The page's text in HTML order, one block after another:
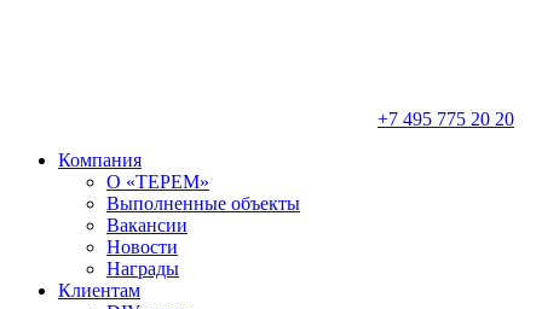
+7 495 775 20 20
Компания
О «ТЕРЕМ»
Выполненные объекты
Вакансии
Новости
Награды
Клиентам